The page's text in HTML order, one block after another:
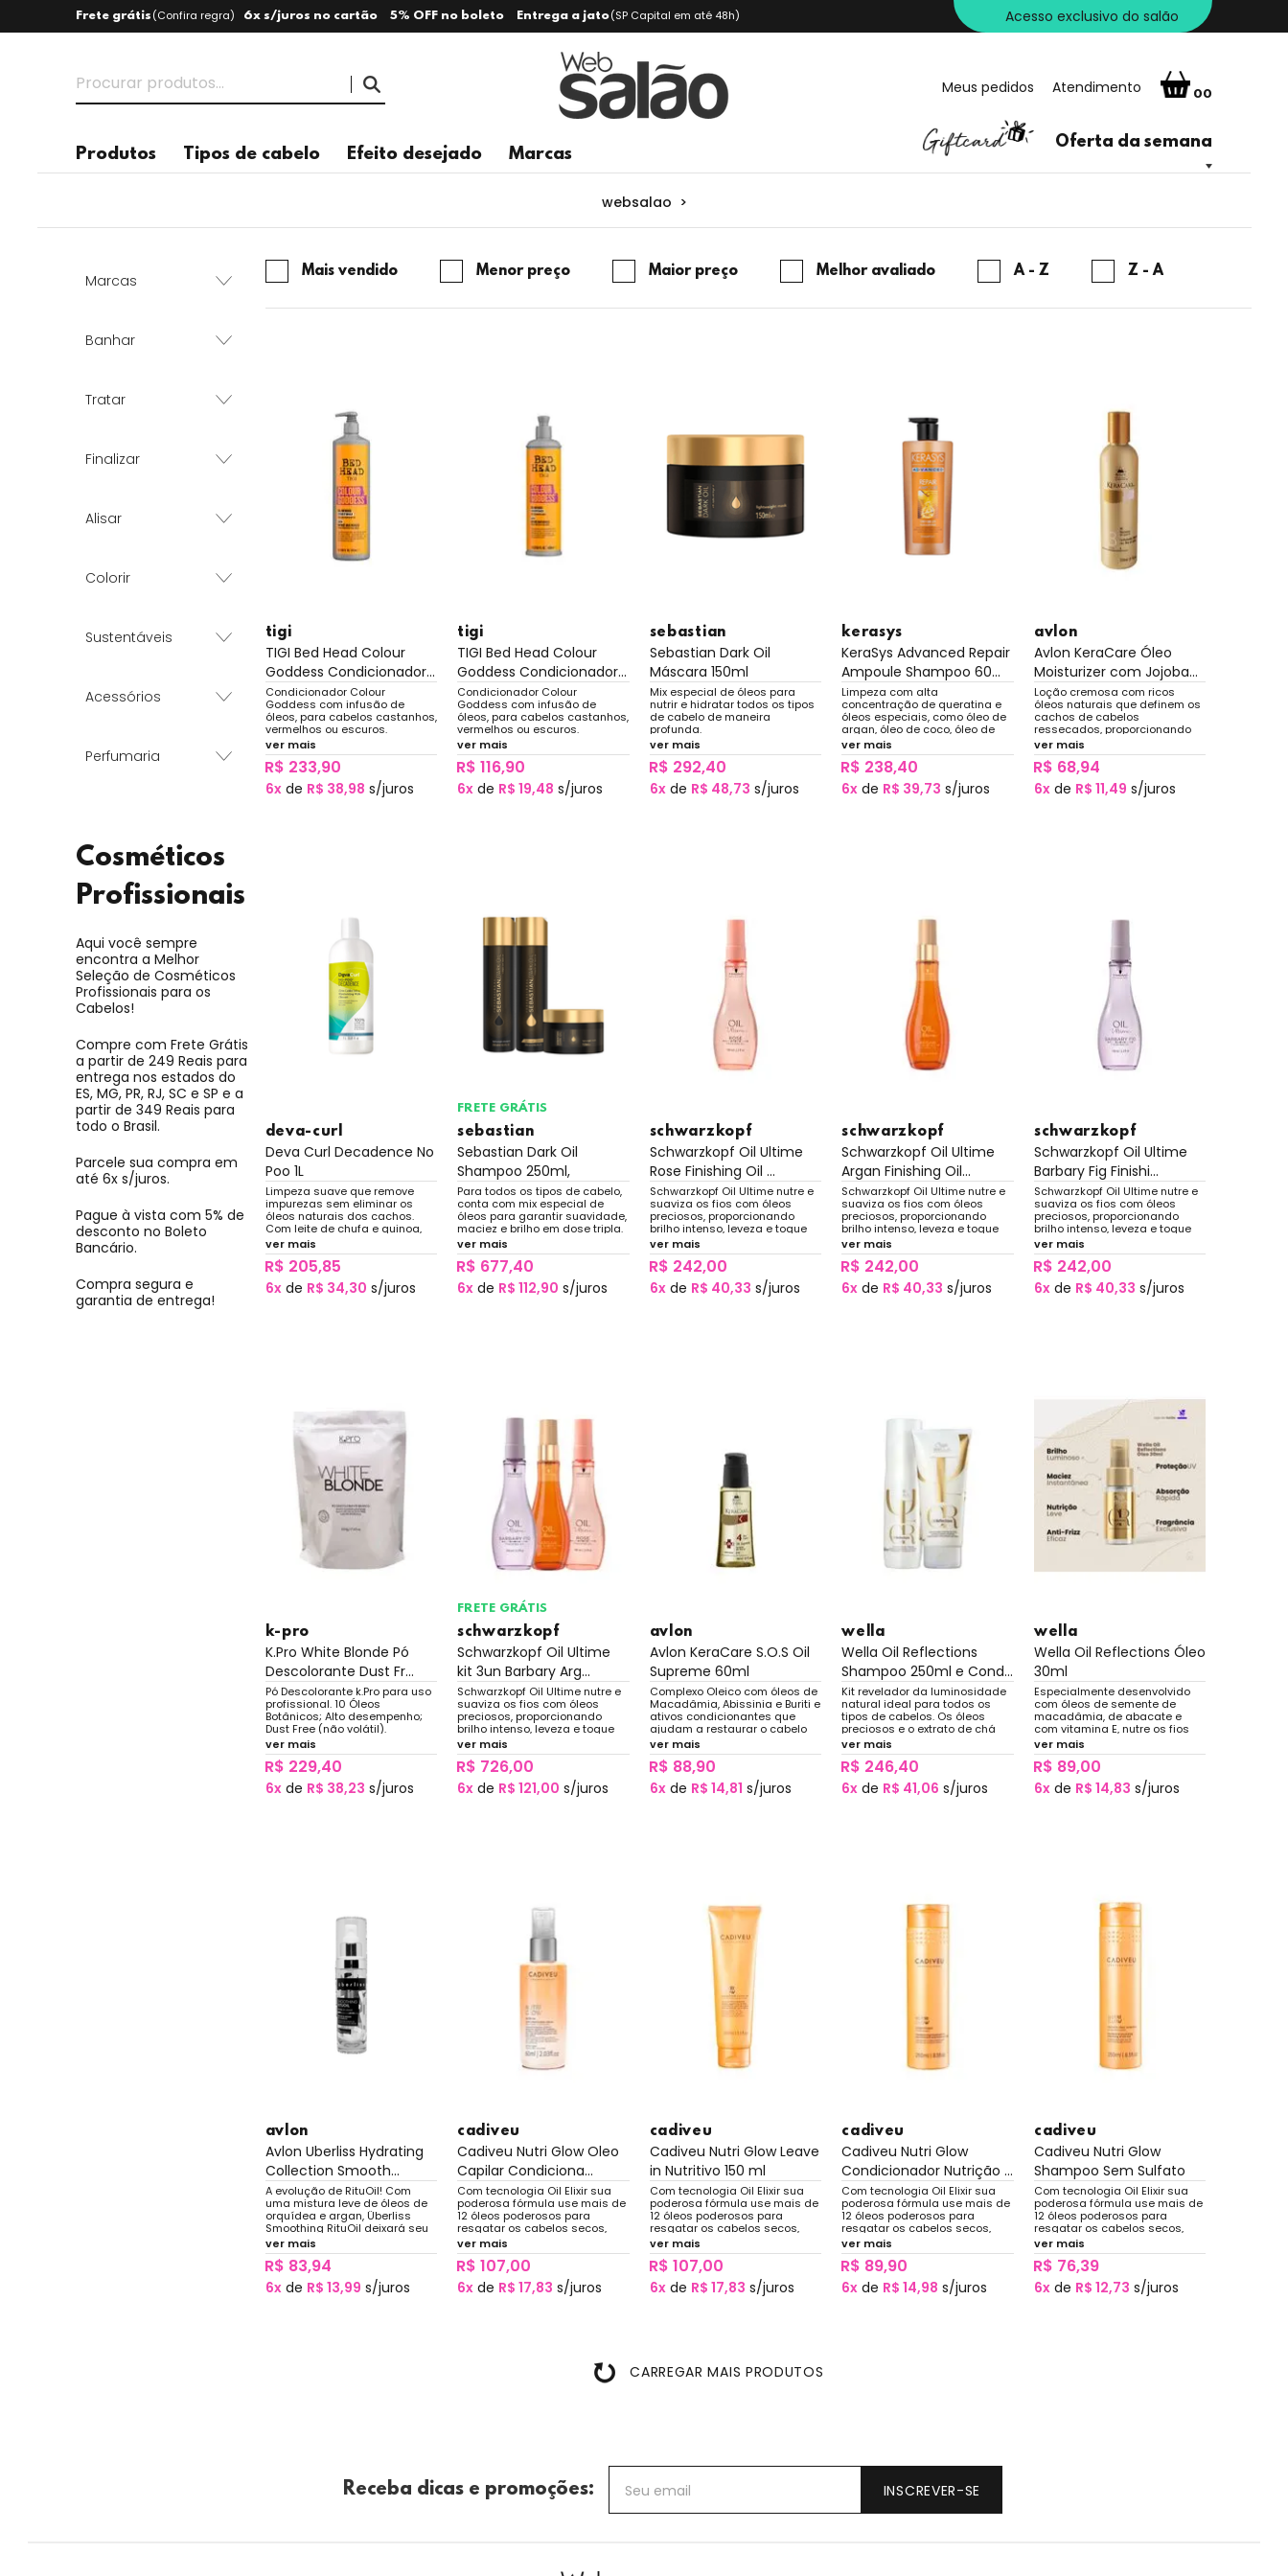
Frete grátis (Confira regra) 6x s/juros no cartão 5% OFF no boleto Entrega a jato(SP Capital em até 48h) Acesso exclusivo do salão
Meus pedidos Atendimento 00
Produtos Tipos de cabelo Efeito desejado Marcas
Oferta da semana
websalao >
Marcas
Banhar
Tratar
Finalizar
Alisar
Colorir
Sustentáveis
Acessórios
Perfumaria
Cosméticos
Profissionais
Aqui você sempre
encontra a Melhor
Seleção de Cosméticos
Profissionais para os
Cabelos!
Compre com Frete Grátis
a partir de 249 Reais para
entrega nos estados do
ES, MG, PR, RJ, SC e SP e a
partir de 349 Reais para
todo o Brasil.
Parcele sua compra em
até 6x s/juros.
Pague à vista com 5% de
desconto no Boleto
Bancário.
Compra segura e
garantia de entrega!
Mais vendido Menor preço Maior preço Melhor avaliado A - Z Z - A
tigi
TIGI Bed Head Colour
Goddess Condicionador...
Condicionador Colour
Goddess com infusão de
óleos, para cabelos castanhos,
vermelhos ou escuros.
Carregado de ingredientes
hidratantes, infusão de óleos
nutritivos e vitaminas, que
asseguram uma cor brilhante.
Sua cor radiante.
ver mais
R$ 233,90
6xde R$ 38,98 s/juros
tigi
TIGI Bed Head Colour
Goddess Condicionador...
Condicionador Colour
Goddess com infusão de
óleos, para cabelos castanhos,
vermelhos ou escuros.
Carregado de ingredientes
hidratantes, infusão de óleos
nutritivos e vitaminas, que
asseguram uma cor brilhante.
Sua cor radiante.
ver mais
R$ 116,90
6x de R$ 19,48 s/juros
sebastian
Sebastian Dark Oil
Máscara 150ml
Mix especial de óleos para
nutrir e hidratar todos os tipos
de cabelo de maneira
profunda.
ver mais
R$ 292,40
6xde R$ 48,73 s/juros
kerasys
KeraSys Advanced Repair
Ampoule Shampoo 60...
Limpeza com alta
concentração de queratina e
óleos especiais, como óleo de
argan, óleo de coco, óleo de
abacate e óleo de baobá.
ver mais
R$ 238,40
6x de R$ 39,73 s/juros
avlon
Avlon KeraCare Óleo
Moisturizer com Jojoba...
Loção cremosa com ricos
óleos naturais que definem os
cachos de cabelos
ressecados, proporcionando
brilho e reduzindo a quebra.
ver mais
R$ 68,94
6xde R$ 11,49 s/juros
deva-curl
Deva Curl Decadence No
Poo 1L
Limpeza suave que remove
impurezas sem eliminar os
óleos naturais dos cachos.
Com leite de chufa e quinoa,
nutre na medida certa.
ver mais
R$ 205,85
6xde R$ 34,30 s/juros
FRETE GRÁTIS
sebastian
Sebastian Dark Oil
Shampoo 250ml,
Condicio...
Para todos os tipos de cabelo,
conta com mix especial de
óleos para garantir suavidade,
maciez e brilho em dose tripla.
ver mais
R$ 677,40
6x de R$ 112,90 s/juros
schwarzkopf
Schwarzkopf Oil Ultime
Rose Finishing Oil ...
Schwarzkopf Oil Ultime nutre e
suaviza os fios com óleos
preciosos, proporcionando
brilho intenso, leveza e toque
sedoso sem pesar no cabelo.
ver mais
R$ 242,00
6xde R$ 40,33 s/juros
schwarzkopf
Schwarzkopf Oil Ultime
Argan Finishing Oil...
Schwarzkopf Oil Ultime nutre e
suaviza os fios com óleos
preciosos, proporcionando
brilho intenso, leveza e toque
sedoso sem pesar no cabelo.
ver mais
R$ 242,00
6x de R$ 40,33 s/juros
schwarzkopf
Schwarzkopf Oil Ultime
Barbary Fig Finishi...
Schwarzkopf Oil Ultime nutre e
suaviza os fios com óleos
preciosos, proporcionando
brilho intenso, leveza e toque
sedoso sem pesar no cabelo.
ver mais
R$ 242,00
6xde R$ 40,33 s/juros
k-pro
K.Pro White Blonde Pó
Descolorante Dust Fr...
Pó Descolorante k.Pro para uso
profissional. 10 Óleos
Botânicos; Alto desempenho;
Dust Free (não volátil).
ver mais
R$ 229,40
6xde R$ 38,23 s/juros
FRETE GRÁTIS
schwarzkopf
Schwarzkopf Oil Ultime
kit 3un Barbary Arg...
Schwarzkopf Oil Ultime nutre e
suaviza os fios com óleos
preciosos, proporcionando
brilho intenso, leveza e toque
sedoso sem pesar no cabelo.
ver mais
R$ 726,00
6x de R$ 121,00 s/juros
avlon
Avlon KeraCare S.O.S Oil
Supreme 60ml
Complexo Oleico com óleos de
Macadâmia, Abissinia e Buriti e
ativos condicionantes que
ajudam a restaurar o cabelo
sem vida, deixando-os
sedosos, macios e com brilho
luminoso.
ver mais
R$ 88,90
6xde R$ 14,81 s/juros
wella
Wella Oil Reflections
Shampoo 250ml e Cond...
Kit revelador da luminosidade
natural ideal para todos os
tipos de cabelos. Os óleos
preciosos e o extrato de chá
branco em suas composições
garantem fios brilhantes e
nutridos.
ver mais
R$ 246,40
6x de R$ 41,06 s/juros
wella
Wella Oil Reflections Óleo
30ml
Especialmente desenvolvido
com óleos de semente de
macadâmia, de abacate e
com vitamina E, nutre os fios
profundamente para garantir
toque sedoso, brilho luxuoso e
muito mais maleabilidade aos
fios rígidos.
ver mais
R$ 89,00
6xde R$ 14,83 s/juros
avlon
Avlon Uberliss Hydrating
Collection Smooth...
A evolução de RituOil! Com
uma mistura leve de óleos de
orquídea e argan, Überliss
Smoothing RituOil deixará seu
cabelo incrivelmente macio,
emitindo um brilho tremendo e
luminoso.
ver mais
R$ 83,94
6xde R$ 13,99 s/juros
cadiveu
Cadiveu Nutri Glow Oleo
Capilar Condiciona...
Com tecnologia Oil Elixir sua
poderosa fórmula use mais de
12 óleos poderosos para
resgatar os cabelos secos,
desvitalizados, pororsos e
ásperos, deixando-os macios,
fáceis de pentear
ver mais
R$ 107,00
6x de R$ 17,83 s/juros
cadiveu
Cadiveu Nutri Glow Leave
in Nutritivo 150 ml
Com tecnologia Oil Elixir sua
poderosa fórmula use mais de
12 óleos poderosos para
resgatar os cabelos secos,
desvitalizados, pororsos e
ásperos, deixando-os macios,
fáceis de pentear
ver mais
R$ 107,00
6xde R$ 17,83 s/juros
cadiveu
Cadiveu Nutri Glow
Condicionador Nutrição ...
Com tecnologia Oil Elixir sua
poderosa fórmula use mais de
12 óleos poderosos para
resgatar os cabelos secos,
desvitalizados, pororsos e
ásperos, deixando-os macios,
fáceis de pentear
ver mais
R$ 89,90
6x de R$ 14,98 s/juros
cadiveu
Cadiveu Nutri Glow
Shampoo Sem Sulfato
Nut...
Com tecnologia Oil Elixir sua
poderosa fórmula use mais de
12 óleos poderosos para
resgatar os cabelos secos,
desvitalizados, pororsos e
ásperos, deixando-os macios,
fáceis de pentear
ver mais
R$ 76,39
6xde R$ 12,73 s/juros
CARREGAR MAIS PRODUTOS
Receba dicas e promoções: INSCREVER-SE